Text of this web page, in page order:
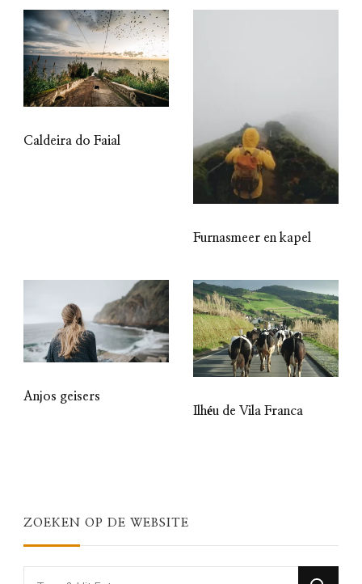
Caldeira do Faial
Furnasmeer en kapel
Anjos geisers
Ilhéu de Vila Franca
ZOEKEN OP DE WEBSITE
Looking